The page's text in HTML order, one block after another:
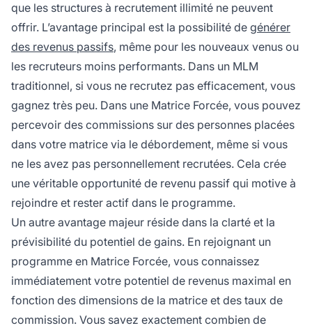
que les structures à recrutement illimité ne peuvent
offrir. L’avantage principal est la possibilité de générer
des revenus passifs, même pour les nouveaux venus ou
les recruteurs moins performants. Dans un MLM
traditionnel, si vous ne recrutez pas efficacement, vous
gagnez très peu. Dans une Matrice Forcée, vous pouvez
percevoir des commissions sur des personnes placées
dans votre matrice via le débordement, même si vous
ne les avez pas personnellement recrutées. Cela crée
une véritable opportunité de revenu passif qui motive à
rejoindre et rester actif dans le programme.
Un autre avantage majeur réside dans la clarté et la
prévisibilité du potentiel de gains. En rejoignant un
programme en Matrice Forcée, vous connaissez
immédiatement votre potentiel de revenus maximal en
fonction des dimensions de la matrice et des taux de
commission. Vous savez exactement combien de